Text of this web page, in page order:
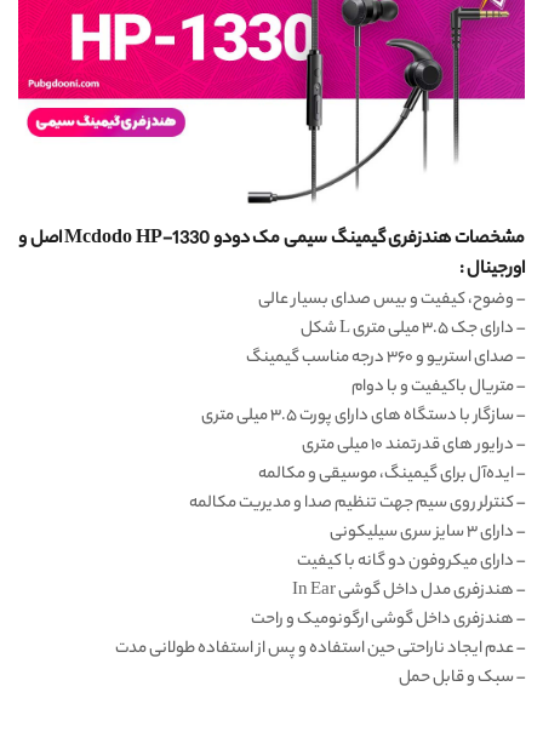
مشخصات هندزفری گیمینگ سیمی مک دودو Mcdodo HP-1330 اصل و
اورجینال :
– وضوح، کیفیت و بیس صدای بسیار عالی
– دارای جک ۳.۵ میلی متری L شکل
– صدای استریو و ۳۶۰ درجه مناسب گیمینگ
– متریال باکیفیت و با دوام
– سازگار با دستگاه های دارای پورت ۳.۵ میلی متری
– درایور های قدرتمند ۱۰ میلی متری
– ایده‌‌آل برای گیمینگ، موسیقی و مکالمه
– کنترلر روی سیم جهت تنظیم صدا و مدیریت مکالمه
– دارای ۳ سایز سری سیلیکونی
– دارای میکروفون دو گانه با کیفیت
– هندزفری مدل داخل گوشی In Ear
– هندزفری داخل گوشی ارگونومیک و راحت
– عدم ایجاد ناراحتی حین استفاده و پس از استفاده طولانی مدت
– سبک و قابل حمل